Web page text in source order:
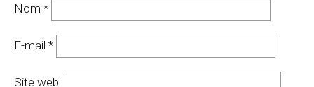
Nom *
E-mail *
Site web